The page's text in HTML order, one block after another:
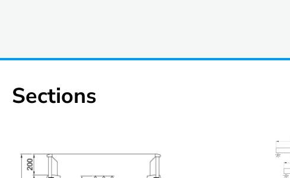
Sections